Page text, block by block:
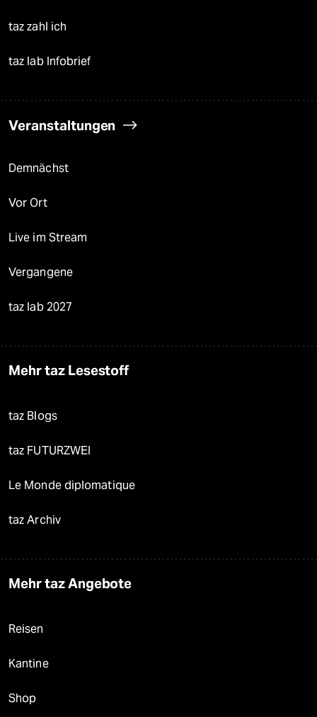
taz zahl ich
taz lab Infobrief
Veranstaltungen
Demnächst
Vor Ort
Live im Stream
Vergangene
taz lab 2027
Mehr taz Lesestoff
taz Blogs
taz FUTURZWEI
Le Monde diplomatique
taz Archiv
Mehr taz Angebote
Reisen
Kantine
Shop